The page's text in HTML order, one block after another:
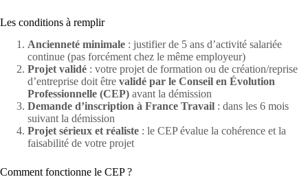
Les conditions à remplir
Ancienneté minimale : justifier de 5 ans d’activité salariée
continue (pas forcément chez le même employeur)
Projet validé : votre projet de formation ou de création/reprise
d’entreprise doit être validé par le Conseil en Évolution
Professionnelle (CEP) avant la démission
Demande d’inscription à France Travail : dans les 6 mois
suivant la démission
Projet sérieux et réaliste : le CEP évalue la cohérence et la
faisabilité de votre projet
Comment fonctionne le CEP ?